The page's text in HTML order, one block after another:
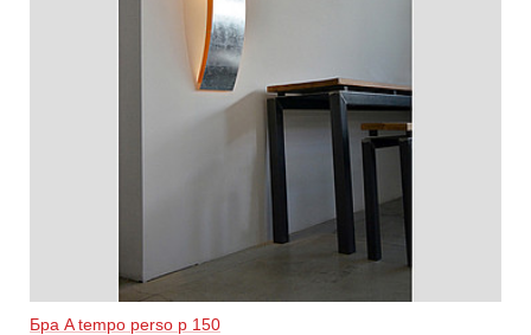
Бра A tempo perso p 150